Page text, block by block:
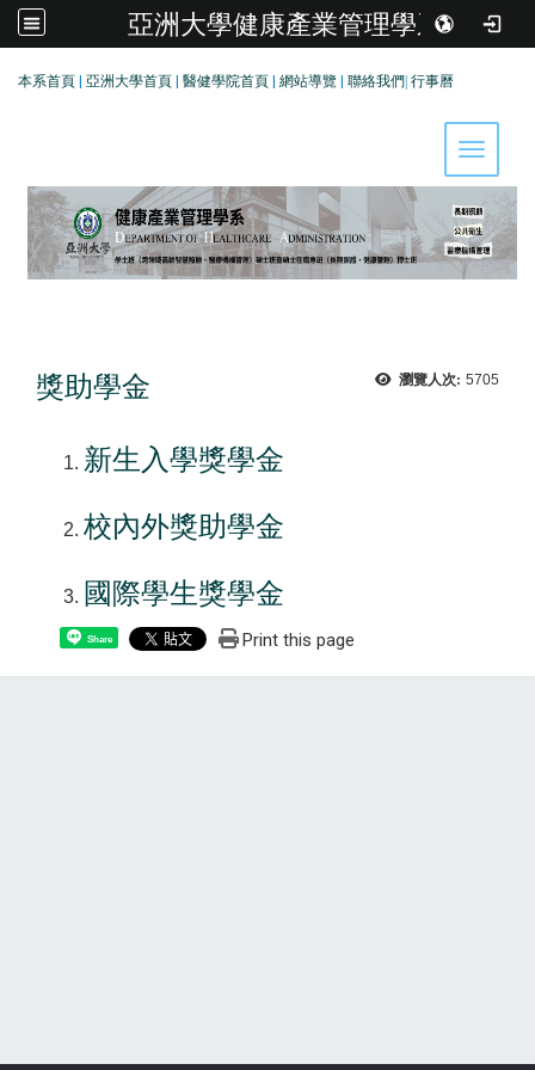
亞洲大學健康產業管理學系
本系首頁 亞洲大學首頁 醫健學院首頁 網站導覽 聯絡我們 行事曆
Toggle
瀏覽人次: 5705
獎助學金
新生入學獎學金
校內外獎助學金
國際學生獎學金
Share Print this page